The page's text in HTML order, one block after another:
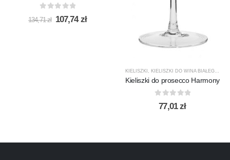
out of 5
134,71zł Pierwotna
cena
107,74złAktualna
KIELISZKI , KIELISZKI DO WINA BIAŁEGO ,
Kieliszki do prosecco Harmony
out of 5
77,01zł